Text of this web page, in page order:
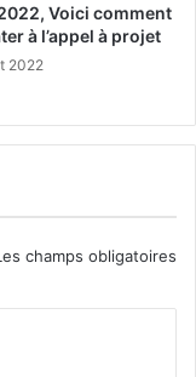
Voici comment
à l’appel à projet
2022
champs obligatoires